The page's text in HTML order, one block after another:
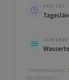
PRO TAG
ZUM
* Sonnenaufgang,
Mai (Ortszeit).